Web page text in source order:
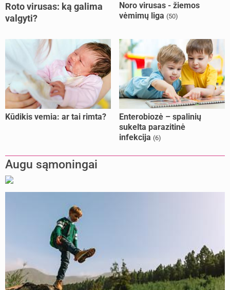
Roto virusas: ką galima
valgyti?
Noro virusas - žiemos
vėmimų liga (50)
Kūdikis vemia: ar tai rimta?
Enterobiozė – spalinių
sukelta parazitinė
infekcija (6)
Augu sąmoningai